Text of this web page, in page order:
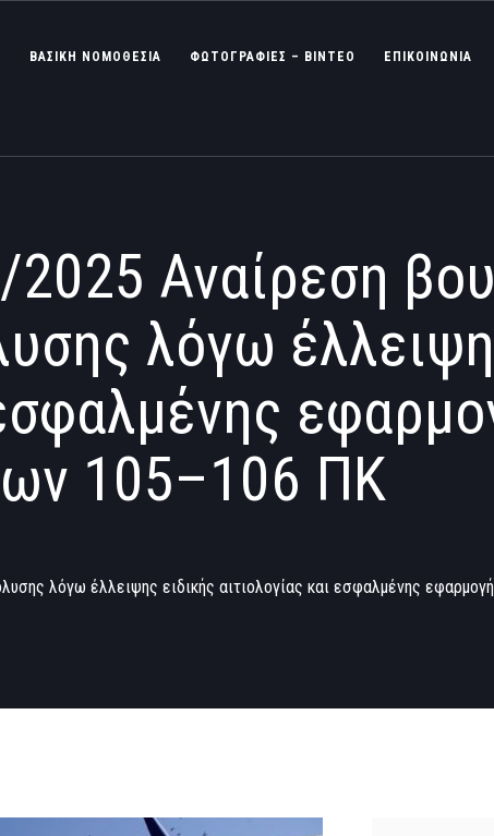
ΒΑΣΙΚΉ ΝΟΜΟΘΕΣΊΑ ΦΩΤΟΓΡΑΦΊΕΣ – ΒΊΝΤΕΟ ΕΠΙΚΟΙΝΩΝΙΑ
Αναίρεση
λόγω
105–106 ΠΚ
λόγω έλλειψης ειδικής αιτιολογίας και εσφαλμένης